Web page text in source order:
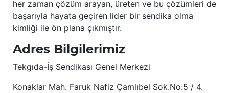
her zaman çözüm arayan, üreten ve bu çözümleri de
başarıyla hayata geçiren lider bir sendika olma
kimliği ile ön plana çıkmıştır.
Adres Bilgilerimiz
Tekgıda-İş Sendikası Genel Merkezi
Konaklar Mah. Faruk Nafiz Çamlıbel Sok.No:5 / 4.